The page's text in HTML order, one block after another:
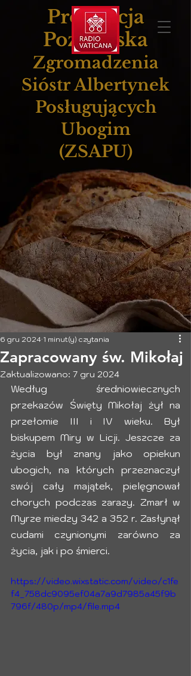
Prowincja
Poznańska
Zgromadzenia
Sióstr Albertynek
Posługujących
Ubogim
(ZSAPU)
Zapracowany św. Mikołaj
6 gru 2024 1 minut(y) czytania
Zaktualizowano: 7 gru 2024
Według średniowiecznych
przekazów Święty Mikołaj żył na
przełomie III i IV wieku. Był
biskupem Miry w Licji. Jeszcze za
życia był znany jako opiekun
ubogich, na których przeznaczył
swój cały majątek, pielęgnował
chorych podczas zarazy. Zmarł w
Myrze miedzy 342 a 352 r. Zasłynął
cudami czynionymi zarówno za
życia, jak i po śmierci.
https://video.wixstatic.com/video/c1fe
f4_758dc9095ef04a7a9d7985a45f9b
796f/480p/mp4/file.mp4